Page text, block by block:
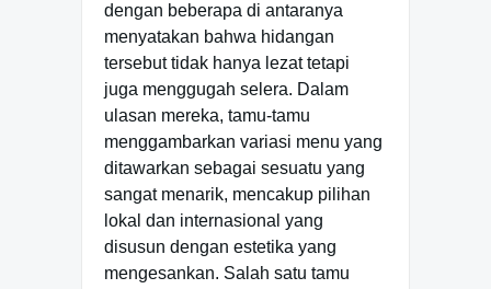
dengan beberapa di antaranya
menyatakan bahwa hidangan
tersebut tidak hanya lezat tetapi
juga menggugah selera. Dalam
ulasan mereka, tamu-tamu
menggambarkan variasi menu yang
ditawarkan sebagai sesuatu yang
sangat menarik, mencakup pilihan
lokal dan internasional yang
disusun dengan estetika yang
mengesankan. Salah satu tamu